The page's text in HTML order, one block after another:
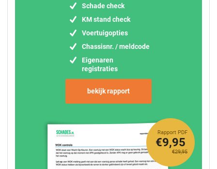
Schade check
KM stand check
Voertuigopties
Chassisnr. / meldcode
Eigenaren
registraties
bekijk rapport
Rapport PDF
€29,95
€9,95